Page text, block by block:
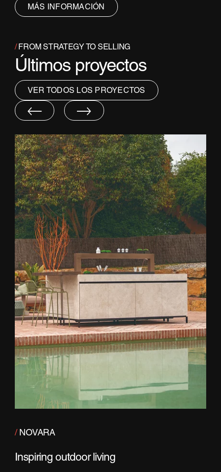
MÁS INFORMACIÓN
/FROM STRATEGY TO SELLING
Últimos proyectos
VER TODOS LOS PROYECTOS
/NOVARA
Inspiring outdoor living